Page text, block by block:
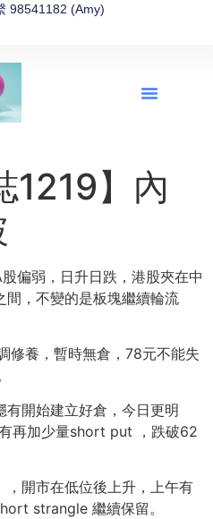
98541182 (Amy)
1219】內
偏弱，日升日跌，港股夾在中
間，不變的是板塊繼續輪流
修養，暫時無倉，78元不能失
開始建立好倉，今日更明
再加少量short put ，跌破62
開市在低位後上升，上午有
strangle 繼續保留。